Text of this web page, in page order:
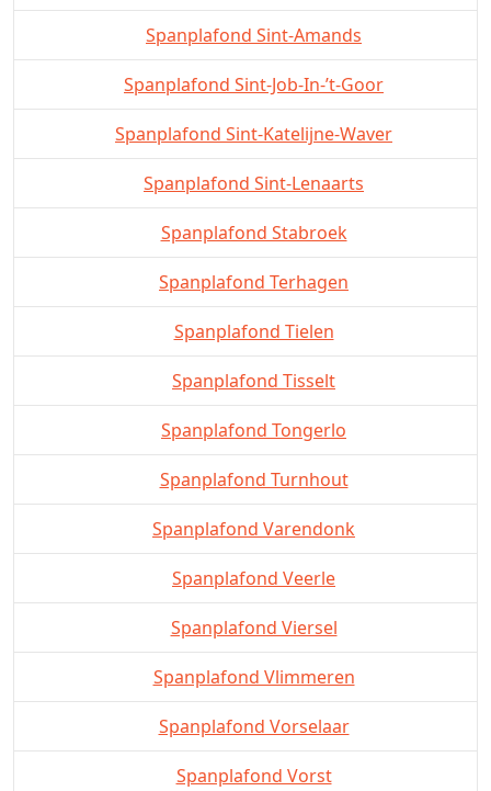
Spanplafond Sint-Amands
Spanplafond Sint-Job-In-’t-Goor
Spanplafond Sint-Katelijne-Waver
Spanplafond Sint-Lenaarts
Spanplafond Stabroek
Spanplafond Terhagen
Spanplafond Tielen
Spanplafond Tisselt
Spanplafond Tongerlo
Spanplafond Turnhout
Spanplafond Varendonk
Spanplafond Veerle
Spanplafond Viersel
Spanplafond Vlimmeren
Spanplafond Vorselaar
Spanplafond Vorst